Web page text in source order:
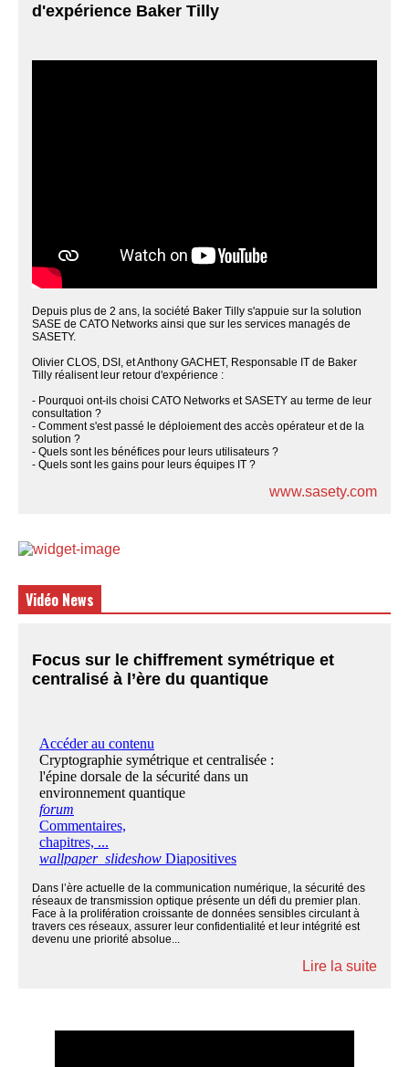
d'expérience Baker Tilly
Depuis plus de 2 ans, la société Baker Tilly s'appuie sur la solution
SASE de CATO Networks ainsi que sur les services managés de
SASETY.
Olivier CLOS, DSI, et Anthony GACHET, Responsable IT de Baker
Tilly réalisent leur retour d'expérience :
- Pourquoi ont-ils choisi CATO Networks et SASETY au terme de leur
consultation ?
- Comment s'est passé le déploiement des accès opérateur et de la
solution ?
- Quels sont les bénéfices pour leurs utilisateurs ?
- Quels sont les gains pour leurs équipes IT ?
www.sasety.com
Vidéo News
Focus sur le chiffrement symétrique et
centralisé à l’ère du quantique
Dans l’ère actuelle de la communication numérique, la sécurité des
réseaux de transmission optique présente un défi du premier plan.
Face à la prolifération croissante de données sensibles circulant à
travers ces réseaux, assurer leur confidentialité et leur intégrité est
devenu une priorité absolue...
Lire la suite